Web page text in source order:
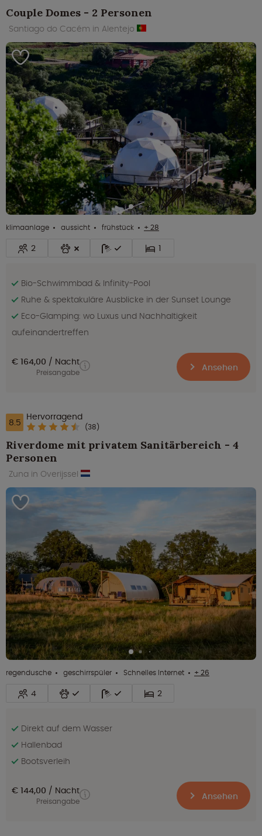
Couple Domes - 2 Personen
Santiago do Cacém in Alentejo
klimaanlage aussicht frühstück + 28
2 1
Bio-Schwimmbad & Infinity-Pool
Ruhe & spektakuläre Ausblicke in der Sunset Lounge
Eco-Glamping: wo Luxus und Nachhaltigkeit
aufeinandertreffen
€ 164,00 Nacht
Preisangabe Ansehen
8.5 Hervorragend
(38)
Riverdome mit privatem Sanitärbereich - 4
Personen
Zuna in Overijssel
regendusche geschirrspüler Schnelles Internet + 26
4 2
Direkt auf dem Wasser
Hallenbad
Bootsverleih
€ 144,00 Nacht
Preisangabe Ansehen